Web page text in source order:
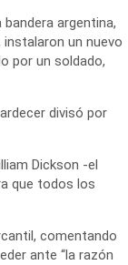
argentina,
un nuevo
por un soldado,
divisó por
Dickson -el
que todos los
comentando
ante “la razón